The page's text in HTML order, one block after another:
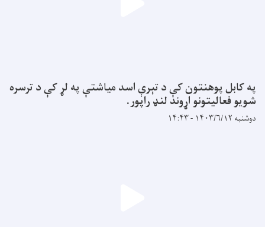
په کابل پوهنتون کې د تېرې اسد میاشتې په لړ کې د ترسره
شویو فعالیتونو اړوند لنډ راپور.
دوشنبه ۱۴۰۳/۶/۱۲ - ۱۴:۴۳